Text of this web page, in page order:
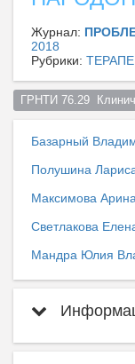
Журнал:
2018
Рубрики:
ГРНТИ 76.29
Базарный
Полушина
Максимова
Светлакова
Мандра Юлия